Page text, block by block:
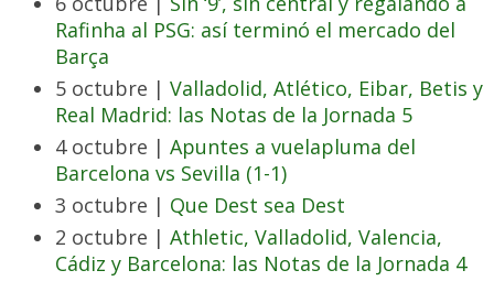
Rafinha al PSG: así terminó el mercado del
Barça
5 octubre | Valladolid, Atlético, Eibar, Betis y
Real Madrid: las Notas de la Jornada 5
4 octubre | Apuntes a vuelapluma del
Barcelona vs Sevilla (1-1)
3 octubre | Que Dest sea Dest
2 octubre | Athletic, Valladolid, Valencia,
Cádiz y Barcelona: las Notas de la Jornada 4